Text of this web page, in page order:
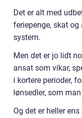
Det er alt med
feriepenge, skat
system.
Men det er jo lidt
ansat som vikar,
i kortere perioder,
lønsedler, som
Og det er heller